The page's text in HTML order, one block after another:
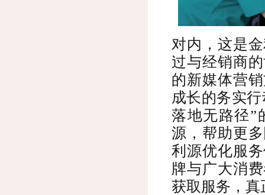
对内，这是
过与经销商
的新媒体营
成长的务实
落地无路径”
源，帮助更
利源优化服
牌与广大消
获取服务，真